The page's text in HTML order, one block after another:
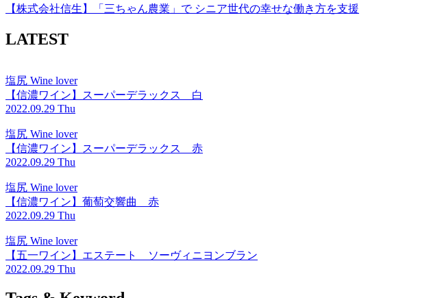
【株式会社信生】「三ちゃん農業」で シニア世代の幸せな働き方を支援
LATEST
塩尻 Wine lover
【信濃ワイン】スーパーデラックス 白
2022.09.29 Thu
塩尻 Wine lover
【信濃ワイン】スーパーデラックス 赤
2022.09.29 Thu
塩尻 Wine lover
【信濃ワイン】葡萄交響曲 赤
2022.09.29 Thu
塩尻 Wine lover
【五一ワイン】エステート ソーヴィニヨンブラン
2022.09.29 Thu